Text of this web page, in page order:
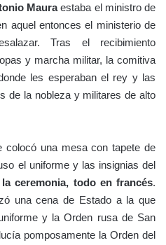
Mauraestaba el ministro de
aquel entonces el ministerio de
Tras el recibimiento
y marcha militar, la comitiva
les esperaban el rey y las
de la nobleza y militares de alto
colocó una mesa con tapete de
el uniforme y las insignias del
la ceremonia, todo en francés.
una cena de Estado a la que
y la Orden rusa de San
pomposamente la Orden del